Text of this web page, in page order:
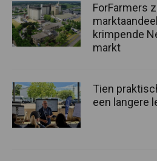
ForFarmers
krimpende
markt
Tien
een langere